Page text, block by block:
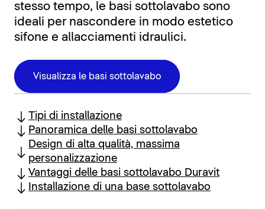
stesso tempo, le basi sottolavabo sono
ideali per nascondere in modo estetico
sifone e allacciamenti idraulici.
Visualizza le basi sottolavabo
Tipi di installazione
Panoramica delle basi sottolavabo
Design di alta qualità, massima
personalizzazione
Vantaggi delle basi sottolavabo Duravit
Installazione di una base sottolavabo